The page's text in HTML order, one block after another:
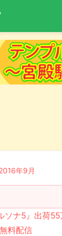
年9月
ソナ5』出荷55
料配信